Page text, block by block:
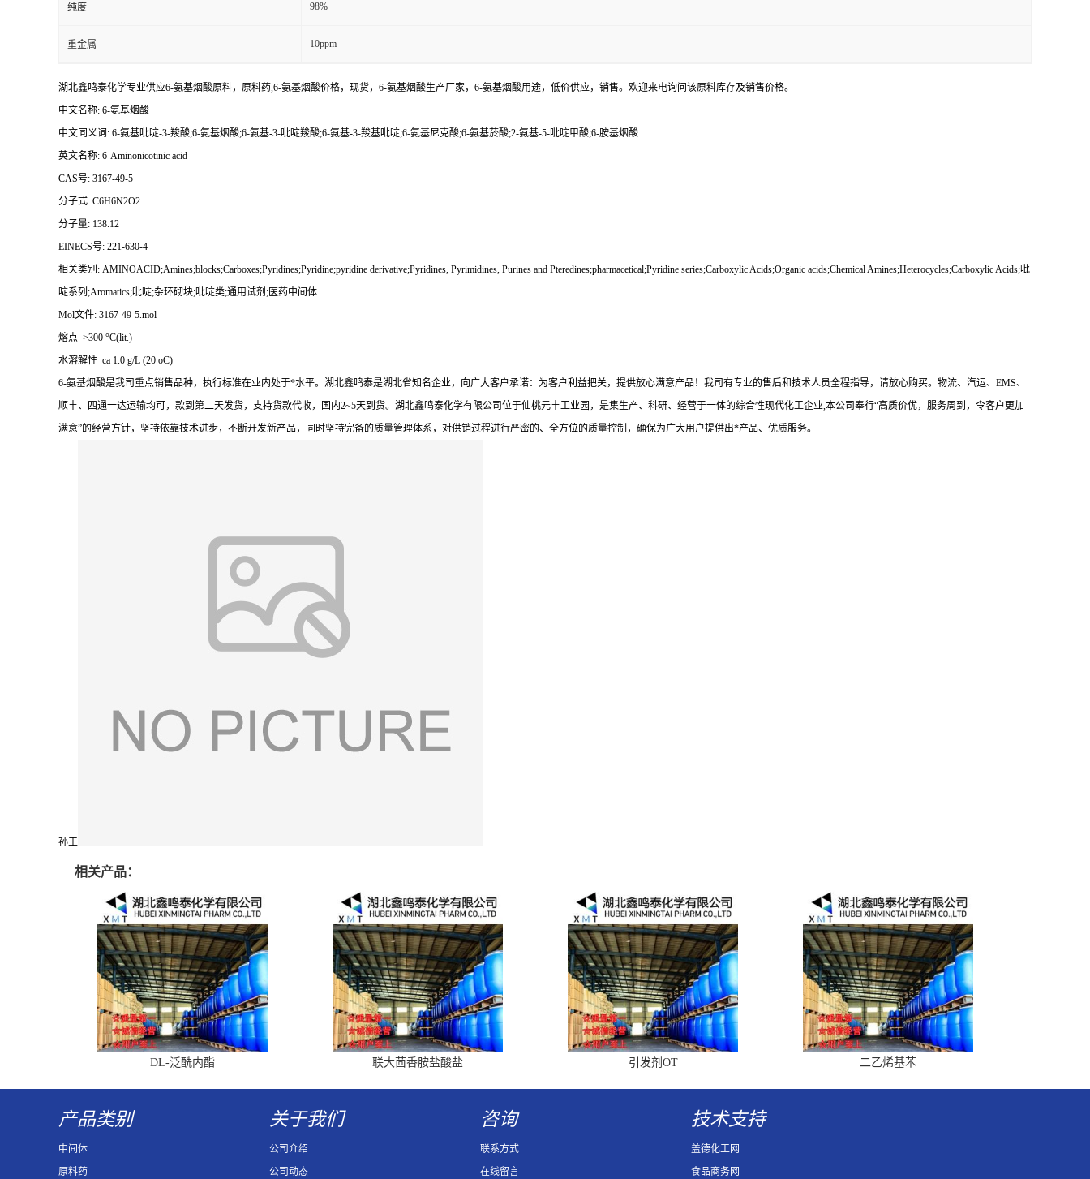
纯度 98%
重金属 10ppm
湖北鑫鸣泰化学专业供应6-氨基烟酸原料，原料药,6-氨基烟酸价格，现货，6-氨基烟酸生产厂家，6-氨基烟酸用途，低价供应，销售。欢迎来电询问该原料库存及销售价格。
中文名称: 6-氨基烟酸
中文同义词: 6-氨基吡啶-3-羧酸;6-氨基烟酸;6-氨基-3-吡啶羧酸;6-氨基-3-羧基吡啶;6-氨基尼克酸;6-氨基菸酸;2-氨基-5-吡啶甲酸;6-胺基烟酸
英文名称: 6-Aminonicotinic acid
CAS号: 3167-49-5
分子式: C6H6N2O2
分子量: 138.12
EINECS号: 221-630-4
相关类别: AMINOACID;Amines;blocks;Carboxes;Pyridines;Pyridine;pyridine derivative;Pyridines, Pyrimidines, Purines and Pteredines;pharmacetical;Pyridine series;Carboxylic Acids;Organic acids;Chemical Amines;Heterocycles;Carboxylic Acids;吡
啶系列;Aromatics;吡啶;杂环砌块;吡啶类;通用试剂;医药中间体
Mol文件: 3167-49-5.mol
熔点 >300 °C(lit.)
水溶解性 ca 1.0 g/L (20 oC)
6-氨基烟酸是我司重点销售品种，执行标准在业内处于*水平。湖北鑫鸣泰是湖北省知名企业，向广大客户承诺：为客户利益把关，提供放心满意产品！我司有专业的售后和技术人员全程指导，请放心购买。物流、汽运、EMS、
顺丰、四通一达运输均可，款到第二天发货，支持货款代收，国内2~5天到货。湖北鑫鸣泰化学有限公司位于仙桃元丰工业园，是集生产、科研、经营于一体的综合性现代化工企业,本公司奉行“高质价优，服务周到，令客户更加
满意”的经营方针，坚持依靠技术进步，不断开发新产品，同时坚持完备的质量管理体系，对供销过程进行严密的、全方位的质量控制，确保为广大用户提供出*产品、优质服务。
孙王
相关产品：
DL-泛酰内酯 联大茴香胺盐酸盐 引发剂OT 二乙烯基苯
产品类别
中间体
原料药
关于我们
公司介绍
公司动态
咨询
联系方式
在线留言
技术支持
盖德化工网
食品商务网